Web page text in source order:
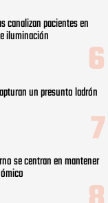
canalizan pacientes en
iluminación
un presunto ladrón
se centran en mantener